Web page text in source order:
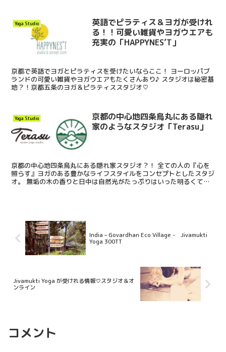
Yoga Studio
英語でピラティス＆ヨガが受けれ
る！！可愛い雑貨やヨガウエアも
充実の「HAPPYNES’T」
京都で英語でヨガとピラティスを受けたいならここ！ ヨーロッパブ
ランドの可愛い雑貨やヨガウエアもたくさんあり♪ スタジオは秘密基
地？！京都五条のヨガ＆ピラティススタジオ♡
Yoga Studio
京都の中心地四条烏丸にある隠れ
家のようなスタジオ「Terasu」
京都の中心地四条烏丸にある隠れ家スタジオ？！ 全ての人の『心を
照らす』ヨガのある豊かなライフスタイルをコンセプトとしたスタジ
オ。 無垢の木の香りと日中は自然光がたっぷりはいった明るくて優
India – Govardhan Eco Village - Jivamukti
Yoga 300TT
Jivamukti Yoga が受けれる情報♡スタジオ＆オ
ンライン
コメント